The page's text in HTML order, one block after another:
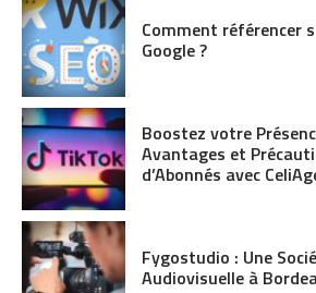
Comment référencer
Google ?
Boostez votre
Avantages et
d’Abonnés avec
Fygostudio : Une
Audiovisuelle à